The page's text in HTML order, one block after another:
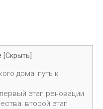
Скрыть
дома: путь к
этап реновации
второй этап